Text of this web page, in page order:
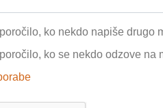
ko nekdo napiše drugo
ko se nekdo odzove na